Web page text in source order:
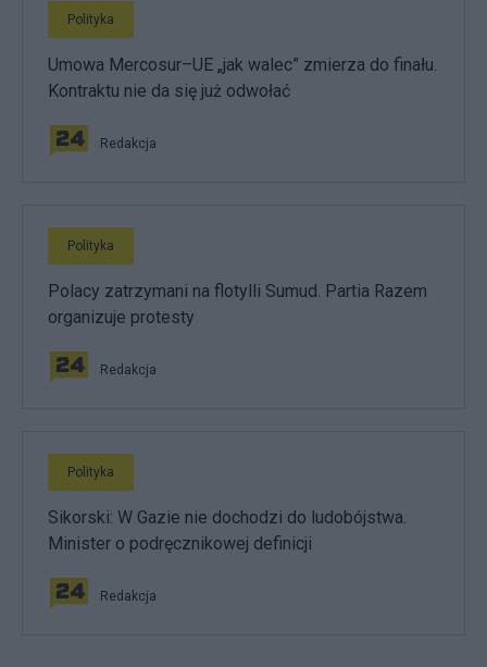
Polityka
Umowa Mercosur–UE „jak walec” zmierza do finału.
Kontraktu nie da się już odwołać
Redakcja
Polityka
Polacy zatrzymani na flotylli Sumud. Partia Razem
organizuje protesty
Redakcja
Polityka
Sikorski: W Gazie nie dochodzi do ludobójstwa.
Minister o podręcznikowej definicji
Redakcja